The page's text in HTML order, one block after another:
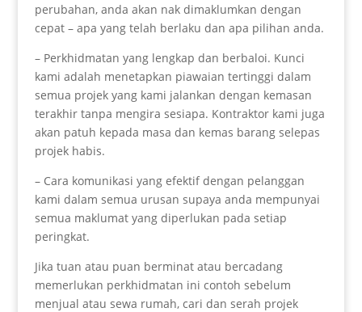
perubahan, anda akan nak dimaklumkan dengan
cepat – apa yang telah berlaku dan apa pilihan anda.
– Perkhidmatan yang lengkap dan berbaloi. Kunci
kami adalah menetapkan piawaian tertinggi dalam
semua projek yang kami jalankan dengan kemasan
terakhir tanpa mengira sesiapa. Kontraktor kami juga
akan patuh kepada masa dan kemas barang selepas
projek habis.
– Cara komunikasi yang efektif dengan pelanggan
kami dalam semua urusan supaya anda mempunyai
semua maklumat yang diperlukan pada setiap
peringkat.
Jika tuan atau puan berminat atau bercadang
memerlukan perkhidmatan ini contoh sebelum
menjual atau sewa rumah, cari dan serah projek